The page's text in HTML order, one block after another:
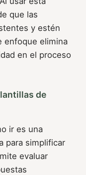
que las
y estén
enfoque elimina
en el proceso
de
ir es una
para simplificar
evaluar